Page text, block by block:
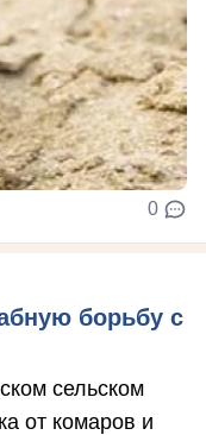
0
борьбу с
сельском
от комаров и